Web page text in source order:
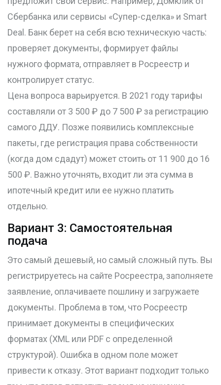
Сбербанка или сервисы «Супер-сделка» и Smart
Deal. Банк берет на себя всю техническую часть:
проверяет документы, формирует файлы
нужного формата, отправляет в Росреестр и
контролирует статус.
Цена вопроса варьируется. В 2021 году тарифы
составляли от 3 500 ₽ до 7 500 ₽ за регистрацию
самого ДДУ. Позже появились комплексные
пакеты, где регистрация права собственности
(когда дом сдадут) может стоить от 11 900 до 16
500 ₽. Важно уточнять, входит ли эта сумма в
ипотечный кредит или ее нужно платить
отдельно.
Вариант 3: Самостоятельная
подача
Это самый дешевый, но самый сложный путь. Вы
регистрируетесь на сайте Росреестра, заполняете
заявление, оплачиваете пошлину и загружаете
документы. Проблема в том, что Росреестр
принимает документы в специфических
форматах (XML или PDF с определенной
структурой). Ошибка в одном поле может
привести к отказу. Этот вариант подходит только